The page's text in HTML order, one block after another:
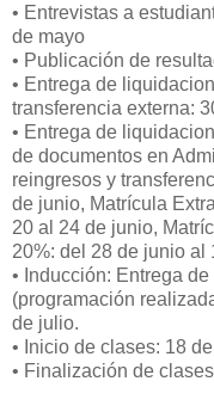
• Entrevistas a
de mayo
• Publicación de
• Entrega de
transferencia externa:
• Entrega de
de documentos en
reingresos y
de junio, Matrícula
20 al 24 de junio,
20%: del 28 de junio al
• Inducción: Entrega
(programación
de julio.
• Inicio de clases: 18
• Finalización de